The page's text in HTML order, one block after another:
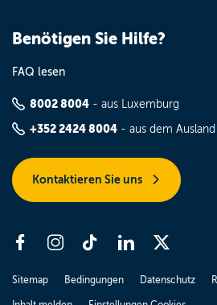
Benötigen Sie Hilfe?
FAQ lesen
8002 8004 - aus Luxemburg
+352 2424 8004 - aus dem Ausland
Kontaktieren Sie uns
Sitemap Bedingungen Datenschutz